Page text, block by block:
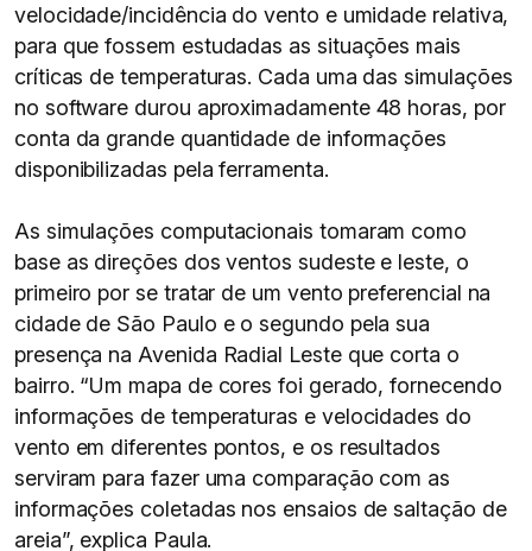
velocidade/incidência do vento e umidade relativa,
para que fossem estudadas as situações mais
críticas de temperaturas. Cada uma das simulações
no software durou aproximadamente 48 horas, por
conta da grande quantidade de informações
disponibilizadas pela ferramenta.
As simulações computacionais tomaram como
base as direções dos ventos sudeste e leste, o
primeiro por se tratar de um vento preferencial na
cidade de São Paulo e o segundo pela sua
presença na Avenida Radial Leste que corta o
bairro. “Um mapa de cores foi gerado, fornecendo
informações de temperaturas e velocidades do
vento em diferentes pontos, e os resultados
serviram para fazer uma comparação com as
informações coletadas nos ensaios de saltação de
areia”, explica Paula.